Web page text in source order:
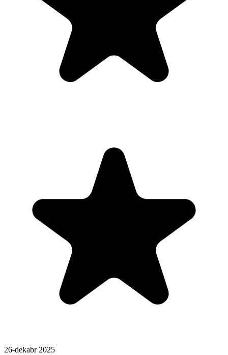
26-dekabr 2025